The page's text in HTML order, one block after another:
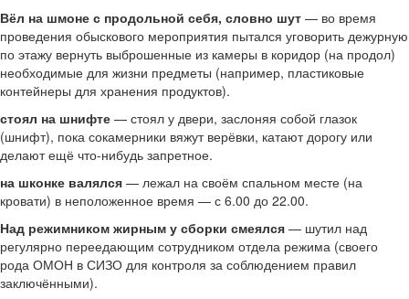
Вёл на шмоне с продольной себя, словно шут — во время
проведения обыскового мероприятия пытался уговорить дежурную
по этажу вернуть выброшенные из камеры в коридор (на продол)
необходимые для жизни предметы (например, пластиковые
контейнеры для хранения продуктов).
стоял на шнифте — стоял у двери, заслоняя собой глазок
(шнифт), пока сокамерники вяжут верёвки, катают дорогу или
делают ещё что-нибудь запретное.
на шконке валялся — лежал на своём спальном месте (на
кровати) в неположенное время — с 6.00 до 22.00.
Над режимником жирным у сборки смеялся — шутил над
регулярно переедающим сотрудником отдела режима (своего
рода ОМОН в СИЗО для контроля за соблюдением правил
заключёнными).